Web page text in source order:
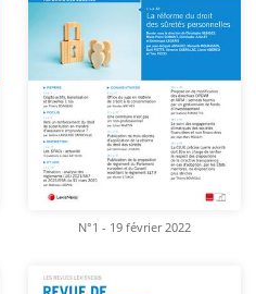
N°1 - 19 février 2022